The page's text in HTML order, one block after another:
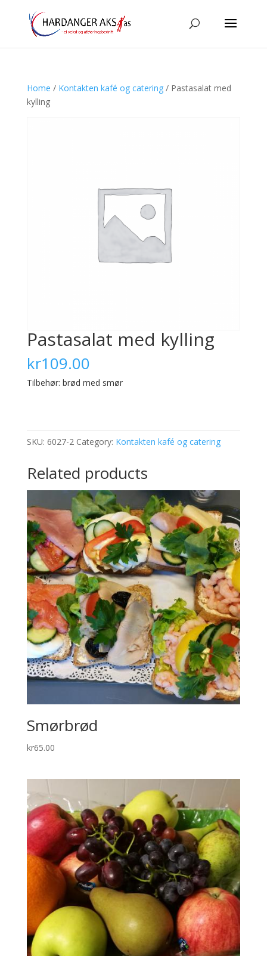
Home / Kontakten kafé og catering/ Pastasalat med
kylling
Pastasalat med kylling
kr109.00
Tilbehør: brød med smør
SKU: 6027-2 Category: Kontakten kafé og catering
Related products
Smørbrød
kr65.00